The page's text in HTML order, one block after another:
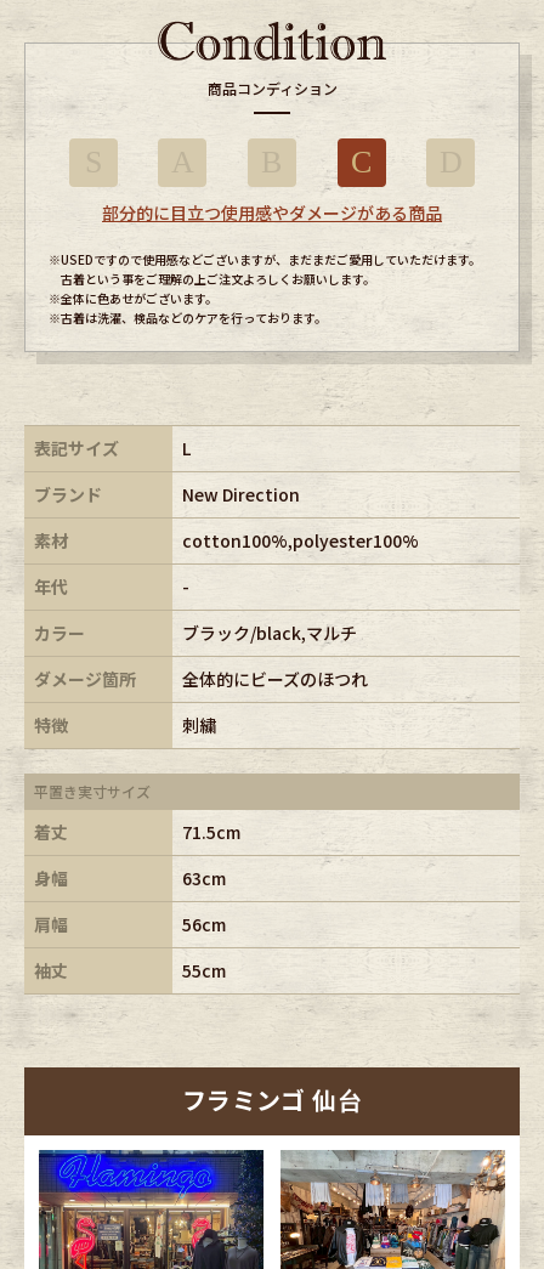
商品コンディション
C
部分的に目立つ使用感やダメージがある商品
※USEDですので使用感などございますが、まだまだご愛用していただけます。
古着という事をご理解の上ご注文よろしくお願いします。
※全体に色あせがございます。
※古着は洗濯、検品などのケアを行っております。
表記サイズ
L
ブランド
New Direction
素材
cotton100%,polyester100%
年代
-
カラー
ブラック/black,マルチ
ダメージ箇所
全体的にビーズのほつれ
特徴
刺繍
平置き実寸サイズ
着丈
71.5cm
身幅
63cm
肩幅
56cm
袖丈
55cm
フラミンゴ 仙台